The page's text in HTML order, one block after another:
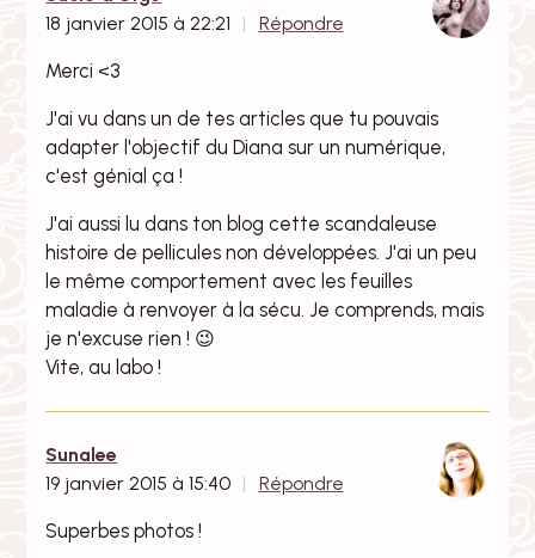
18 janvier 2015 à 22:21
Répondre
Merci <3
J'ai vu dans un de tes articles que tu pouvais
adapter l'objectif du Diana sur un numérique,
c'est génial ça !
J'ai aussi lu dans ton blog cette scandaleuse
histoire de pellicules non développées. J'ai un peu
le même comportement avec les feuilles
maladie à renvoyer à la sécu. Je comprends, mais
je n'excuse rien ! 😉
Vite, au labo !
Sunalee
19 janvier 2015 à 15:40
Répondre
Superbes photos !